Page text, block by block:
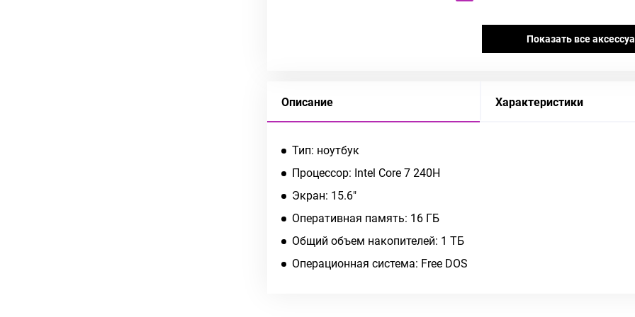
Показать все
Описание Характеристики
Тип: ноутбук
Процессор: Intel Core 7 240H
Экран: 15.6"
Оперативная память: 16 ГБ
Общий объем накопителей: 1 ТБ
Операционная система: Free DOS